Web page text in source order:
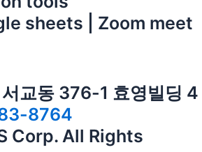
sheets | Zoom meet
교동 376-1 효영빌딩 4
8764
Corp. All Rights